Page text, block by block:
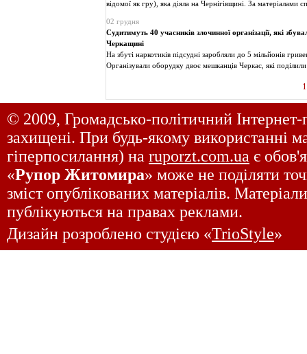
відомої як гру), яка діяла на Чернігівщині. За матеріалами
02 грудня
Судитимуть 40 учасників злочинної організації, які
Черкащині
На збуті наркотиків підсудні заробляли до 5 мільйонів
Організували оборудку двоє мешканців Черкас, які поділили
1
© 2009, Громадсько-політичний Інтернет-
захищені. При будь-якому використанні
гіперпосилання) на ruporzt.com.ua є
«Рупор Житомира» може не поділяти
зміст опублікованих матеріалів.
публікуються на правах реклами.
Дизайн розроблено студією «TrioStyle»